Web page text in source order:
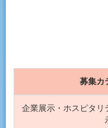
募集カ
企業展示・ホスピタリ